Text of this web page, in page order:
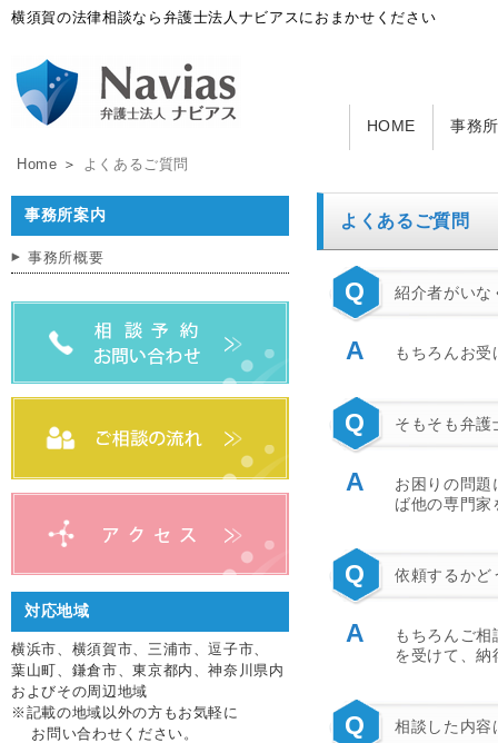
横須賀の法律相談なら弁護士法人ナビアスにおまかせください
HOME 事務
Home ＞ よくあるご質問
よくあるご質問
Q 紹介者がいな
A もちろんお
Q そもそも弁
A
お困りの問
ば他の専門
Q 依頼するかど
A
もちろんご
を受けて、納
Q 相談した内容
事務所案内
事務所概要
対応地域
横浜市、横須賀市、三浦市、逗子市、
葉山町、鎌倉市、東京都内、神奈川県内
およびその周辺地域
※記載の地域以外の方もお気軽に
お問い合わせください。